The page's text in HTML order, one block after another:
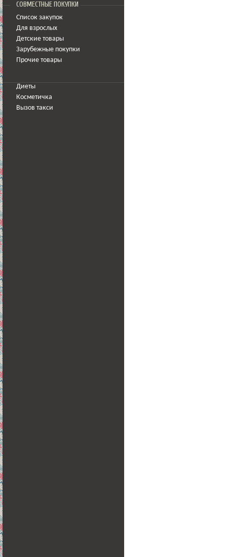
СОВМЕСТНЫЕ ПОКУПКИ
Список закупок
Для взрослых
Детские товары
Зарубежные покупки
Прочие товары
Диеты
Косметичка
Вызов такси